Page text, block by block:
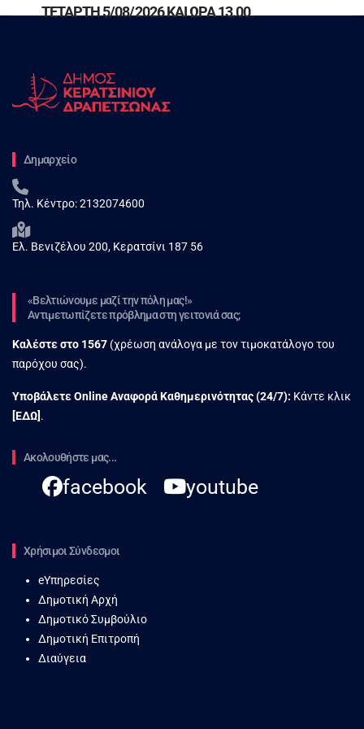
ΤΕΤΑΡΤΗ 5/08/2026 ΚΑΙ ΩΡΑ 13.00
Δημαρχείο
Τηλ. Κέντρο:2132074600
Ελ. Βενιζέλου 200, Κερατσίνι 187 56
«Βελτιώνουμε μαζί την πόλη μας!»
Αντιμετωπίζετε πρόβλημα στη γειτονιά σας;
Καλέστε στο 1567 (χρέωση ανάλογα με τον τιμοκατάλογο του
παρόχου σας).
Υποβάλετε Online Αναφορά Kαθημερινότητας (24/7): Κάντε κλικ
[ΕΔΩ] .
Ακολουθήστε μας...
facebook youtube
Χρήσιμοι Σύνδεσμοι
eΥπηρεσίες
Δημοτική Αρχή
Δημοτικό Συμβούλιο
Δημοτική Επιτροπή
Διαύγεια